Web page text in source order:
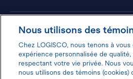
Hôtels
Nous utilisons des
Chez LOGISCO, nous tenons à vous
expérience personnalisée de
respectant votre vie privée. Nous
nous utilisons des témoins (cookies)